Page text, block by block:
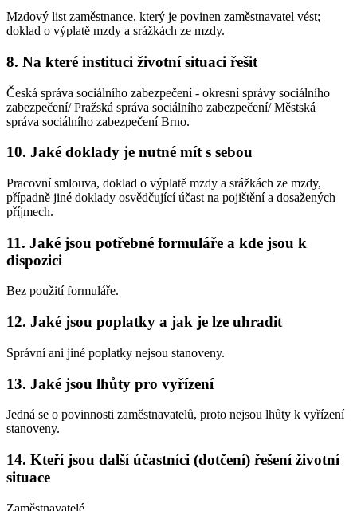
Mzdový list zaměstnance, který je povinen zaměstnavatel vést;
doklad o výplatě mzdy a srážkách ze mzdy.
8. Na které instituci životní situaci řešit
Česká správa sociálního zabezpečení - okresní správy sociálního
zabezpečení/ Pražská správa sociálního zabezpečení/ Městská
správa sociálního zabezpečení Brno.
10. Jaké doklady je nutné mít s sebou
Pracovní smlouva, doklad o výplatě mzdy a srážkách ze mzdy,
případně jiné doklady osvědčující účast na pojištění a dosažených
příjmech.
11. Jaké jsou potřebné formuláře a kde jsou k
dispozici
Bez použití formuláře.
12. Jaké jsou poplatky a jak je lze uhradit
Správní ani jiné poplatky nejsou stanoveny.
13. Jaké jsou lhůty pro vyřízení
Jedná se o povinnosti zaměstnavatelů, proto nejsou lhůty k vyřízení
stanoveny.
14. Kteří jsou další účastníci (dotčení) řešení životní
situace
Zaměstnavatelé.